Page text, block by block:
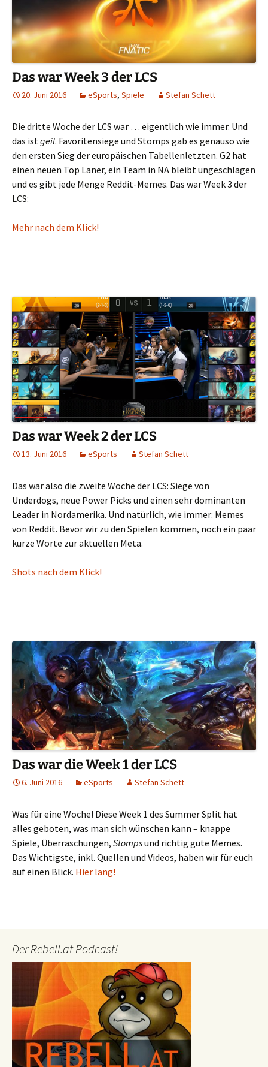
Das war Week 3 der LCS
20. Juni 2016 eSports, Spiele Stefan Schett
Die dritte Woche der LCS war … eigentlich wie immer. Und
das ist geil. Favoritensiege und Stomps gab es genauso wie
den ersten Sieg der europäischen Tabellenletzten. G2 hat
einen neuen Top Laner, ein Team in NA bleibt ungeschlagen
und es gibt jede Menge Reddit-Memes. Das war Week 3 der
LCS:
Mehr nach dem Klick!
Das war Week 2 der LCS
13. Juni 2016 eSports Stefan Schett
Das war also die zweite Woche der LCS: Siege von
Underdogs, neue Power Picks und einen sehr dominanten
Leader in Nordamerika. Und natürlich, wie immer: Memes
von Reddit. Bevor wir zu den Spielen kommen, noch ein paar
kurze Worte zur aktuellen Meta.
Shots nach dem Klick!
Das war die Week 1 der LCS
6. Juni 2016 eSports Stefan Schett
Was für eine Woche! Diese Week 1 des Summer Split hat
alles geboten, was man sich wünschen kann – knappe
Spiele, Überraschungen, Stompsund richtig gute Memes.
Das Wichtigste, inkl. Quellen und Videos, haben wir für euch
auf einen Blick. Hier lang!
Der Rebell.at Podcast!